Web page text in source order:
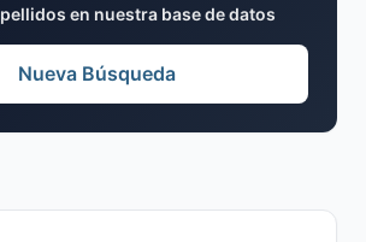
en nuestra base de datos
Nueva Búsqueda